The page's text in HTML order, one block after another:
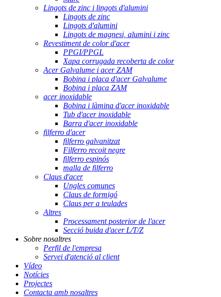
Lingots de zinc i lingots d'alumini
Lingots de zinc
Lingots d'alumini
Lingots de magnesi, alumini i zinc
Revestiment de color d'acer
PPGI/PPGL
Xapa corrugada recoberta de color
Acer Galvalume i acer ZAM
Bobina i placa d'acer Galvalume
Bobina i placa ZAM
acer inoxidable
Bobina i làmina d'acer inoxidable
Tub d'acer inoxidable
Barra d'acer inoxidable
filferro d'acer
filferro galvanitzat
Filferro recoit negre
filferro espinós
malla de filferro
Claus d'acer
Ungles comunes
Claus de formigó
Claus per a teulades
Altres
Processament posterior de l'acer
Secció buida d'acer L/T/Z
Sobre nosaltres
Perfil de l'empresa
Servei d'atenció al client
Vídeo
Notícies
Projectes
Contacta amb nosaltres